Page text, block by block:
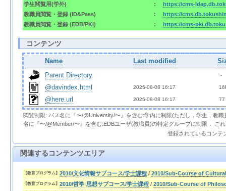
学生閲覧用(学外)
:
https://cms-
教職員閲覧・登録 (ID&Pass)
:
https://
教職員閲覧・登録 (EDB/PKI)
: https://cms-
コンテンツ
Name Last modified
Parent Directory
  -
@davindex.html 2026-08-08 16:17
@here.url 2026-08-08 16:17 77
閲覧制限: パス名に『〜/@University/〜』を含む:学内に制限(ただし，学生，教
名に『〜/@Member/〜』を含む:EDBユーザ(教職員)の特定グループに制限． こ
登録されているコンテ
関連するコンテンツエリア
【教育プログラム】 2010/文化情報サブコース/学士課程 / 2010/Sub-Course of
【教育プログラム】 2010/哲学·思想サブコース/学士課程 / 2010/Sub-Course of